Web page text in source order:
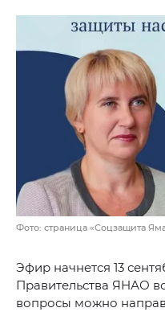
Фото: страница «Соцзащита
Эфир начнется 13
Правительства ЯНАО
вопросы можно